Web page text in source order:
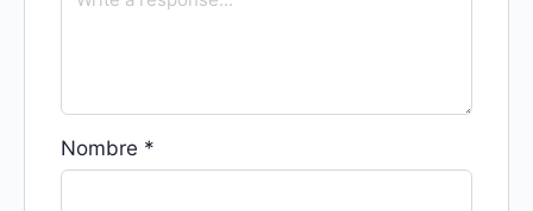
Nombre *